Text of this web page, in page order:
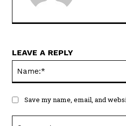
LEAVE A REPLY
Save my name, email, and